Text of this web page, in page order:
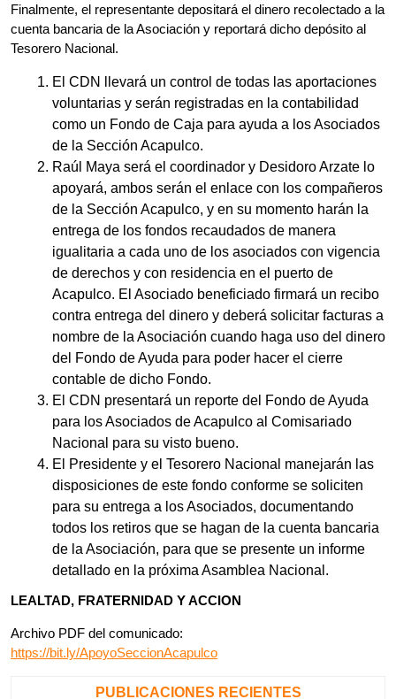
Finalmente, el representante depositará el dinero recolectado a la
cuenta bancaria de la Asociación y reportará dicho depósito al
Tesorero Nacional.
El CDN llevará un control de todas las aportaciones
voluntarias y serán registradas en la contabilidad
como un Fondo de Caja para ayuda a los Asociados
de la Sección Acapulco.
Raúl Maya será el coordinador y Desidoro Arzate lo
apoyará, ambos serán el enlace con los compañeros
de la Sección Acapulco, y en su momento harán la
entrega de los fondos recaudados de manera
igualitaria a cada uno de los asociados con vigencia
de derechos y con residencia en el puerto de
Acapulco. El Asociado beneficiado firmará un recibo
contra entrega del dinero y deberá solicitar facturas a
nombre de la Asociación cuando haga uso del dinero
del Fondo de Ayuda para poder hacer el cierre
contable de dicho Fondo.
El CDN presentará un reporte del Fondo de Ayuda
para los Asociados de Acapulco al Comisariado
Nacional para su visto bueno.
El Presidente y el Tesorero Nacional manejarán las
disposiciones de este fondo conforme se soliciten
para su entrega a los Asociados, documentando
todos los retiros que se hagan de la cuenta bancaria
de la Asociación, para que se presente un informe
detallado en la próxima Asamblea Nacional.
LEALTAD, FRATERNIDAD Y ACCION
Archivo PDF del comunicado:
https://bit.ly/ApoyoSeccionAcapulco
PUBLICACIONES RECIENTES